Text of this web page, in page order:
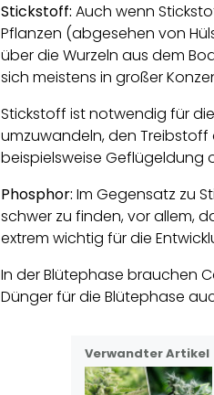
Stickstoff: Auch wenn
Pflanzen (abgesehen von
über die Wurzeln aus dem
sich meistens in großer
Stickstoff ist notwendig für
umzuwandeln, den Treibstoff
beispielsweise Geflügeldung
Phosphor: Im Gegensatz zu
schwer zu finden, vor allem,
extrem wichtig für die
In der Blütephase brauchen
Dünger für die Blütephase
Verwandter Artikel